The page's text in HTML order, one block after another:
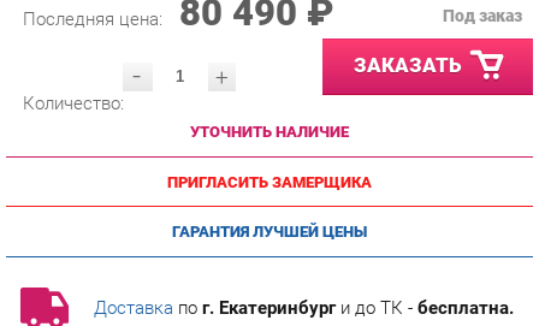
- ЗАКАЗАТЬ
УТОЧНИТЬ НАЛИЧИЕ
ПРИГЛАСИТЬ ЗАМЕРЩИКА
ГАРАНТИЯ ЛУЧШЕЙ ЦЕНЫ
Доставкапог. Екатеринбурги до ТК -бесплатна.